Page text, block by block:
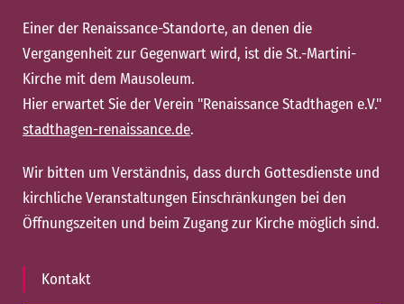
Einer der Renaissance-Standorte, an denen die
Vergangenheit zur Gegenwart wird, ist die St.-Martini-
Kirche mit dem Mausoleum.
Hier erwartet Sie der Verein "Renaissance Stadthagen e.V."
stadthagen-renaissance.de.
Wir bitten um Verständnis, dass durch Gottesdienste und
kirchliche Veranstaltungen Einschränkungen bei den
Öffnungszeiten und beim Zugang zur Kirche möglich sind.
Kontakt